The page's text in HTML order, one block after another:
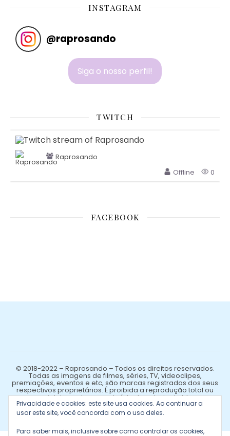
INSTAGRAM
@raprosando
Siga o nosso perfil!
TWITCH
Raprosando
Offline
0
FACEBOOK
© 2018-2022 – Raprosando – Todos os direitos reservados.
Todas as imagens de filmes, séries, TV, videoclipes,
premiações, eventos e etc, são marcas registradas dos seus
respectivos proprietários. É proibida a reprodução total ou
parcial de qualquer conteúdo de autoria do blog.
Privacidade e cookies: este site usa cookies. Ao continuar a
usar este site, você concorda com o uso deles.
Para saber mais, inclusive sobre como controlar os cookies,